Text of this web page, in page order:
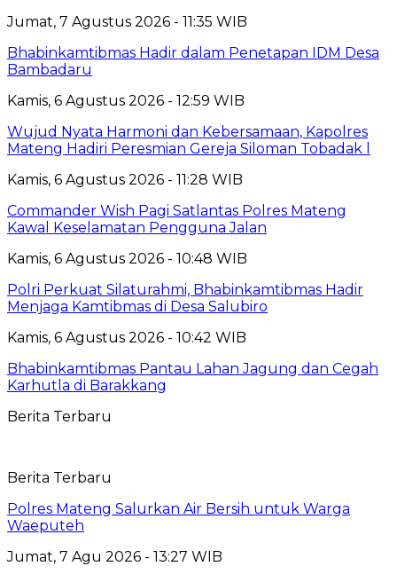
Jumat, 7 Agustus 2026 - 11:35 WIB
Bhabinkamtibmas Hadir dalam Penetapan IDM Desa
Bambadaru
Kamis, 6 Agustus 2026 - 12:59 WIB
Wujud Nyata Harmoni dan Kebersamaan, Kapolres
Mateng Hadiri Peresmian Gereja Siloman Tobadak l
Kamis, 6 Agustus 2026 - 11:28 WIB
Commander Wish Pagi Satlantas Polres Mateng
Kawal Keselamatan Pengguna Jalan
Kamis, 6 Agustus 2026 - 10:48 WIB
Polri Perkuat Silaturahmi, Bhabinkamtibmas Hadir
Menjaga Kamtibmas di Desa Salubiro
Kamis, 6 Agustus 2026 - 10:42 WIB
Bhabinkamtibmas Pantau Lahan Jagung dan Cegah
Karhutla di Barakkang
Berita Terbaru
Berita Terbaru
Polres Mateng Salurkan Air Bersih untuk Warga
Waeputeh
Jumat, 7 Agu 2026 - 13:27 WIB